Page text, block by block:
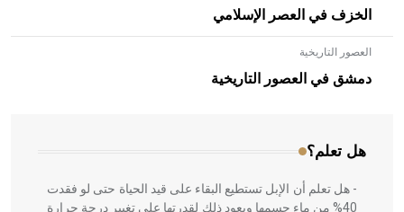
الخزف في العصر الإسلامي
العصور التاريخية
دمشق في العصور التاريخية
هل تعلم؟
- هل تعلم أن الأبلق نوع من الفنون الهندسية التي ارتبطت
بالعمارة الإسلامية في بلاد الشام ومصر خاصة، حيث يحرص
المعمار على بناء مداميكه وخاصة في الواجهات
- هل تعلم أن الإبل تستطيع البقاء على قيد الحياة حتى لو فقدت
40% من ماء جسمها ويعود ذلك لقدرتها على تغيير درجة حرارة